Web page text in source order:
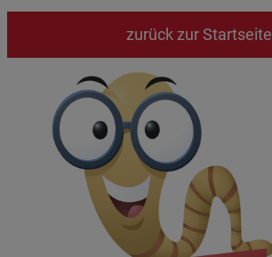
zurück zur Startseite